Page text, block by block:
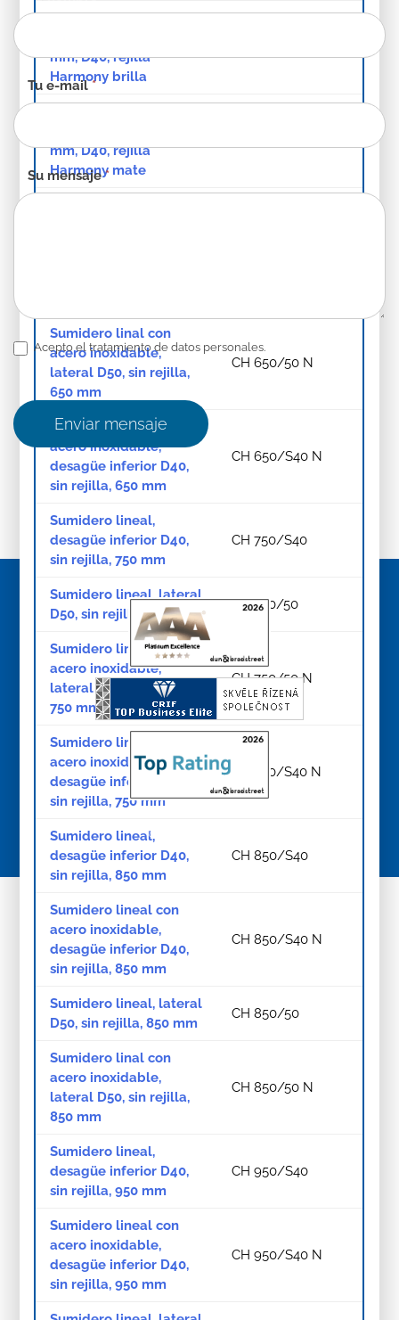
Sumidero lineal con
mm, D40, rejilla
Harmony brilla
mm, D40, rejilla
Harmony mate
Sumidero linal con
acero inoxidable,
lateral D50, sin rejilla,
650 mm
CH 650/50 N
Sumidero lineal con
acero inoxidable,
desagüe inferior D40,
sin rejilla, 650 mm
CH 650/S40 N
Sumidero lineal,
desagüe inferior D40,
sin rejilla, 750 mm
CH 750/S40
Sumidero lineal, lateral
D50, sin rejilla, 750 mm
CH 750/50
Sumidero linal con
acero inoxidable,
lateral D50, sin rejilla,
750 mm
CH 750/50 N
Sumidero lineal con
acero inoxidable,
desagüe inferior D40,
sin rejilla, 750 mm
CH 750/S40 N
Sumidero lineal,
desagüe inferior D40,
sin rejilla, 850 mm
CH 850/S40
Sumidero lineal con
acero inoxidable,
desagüe inferior D40,
sin rejilla, 850 mm
CH 850/S40 N
Sumidero lineal, lateral
D50, sin rejilla, 850 mm
CH 850/50
Sumidero linal con
acero inoxidable,
lateral D50, sin rejilla,
850 mm
CH 850/50 N
Sumidero lineal,
desagüe inferior D40,
sin rejilla, 950 mm
CH 950/S40
Sumidero lineal con
acero inoxidable,
desagüe inferior D40,
sin rejilla, 950 mm
CH 950/S40 N
de
contacto
Tu e-mail*
Su mensaje*
Acepto el tratamiento de datos personales.
Enviar mensaje
© Copyright 2026